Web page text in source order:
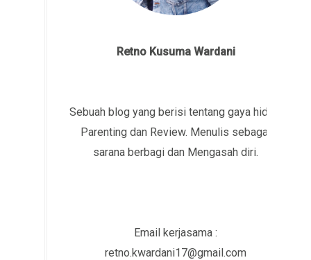
Retno Kusuma Wardani
Sebuah blog yang berisi tentang gaya hidup,
Parenting dan Review. Menulis sebagai
sarana berbagi dan Mengasah diri.
Email kerjasama :
retno.kwardani17@gmail.com